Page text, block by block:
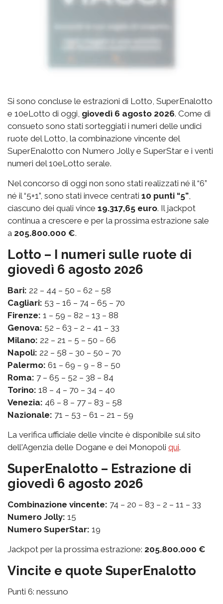
Si sono concluse le estrazioni di Lotto, SuperEnalotto
e 10eLotto di oggi, giovedì 6 agosto 2026. Come di
consueto sono stati sorteggiati i numeri delle undici
ruote del Lotto, la combinazione vincente del
SuperEnalotto con Numero Jolly e SuperStar e i venti
numeri del 10eLotto serale.
Nel concorso di oggi non sono stati realizzati né il “6”
né il “5+1”, sono stati invece centrati 10 punti “5”
ciascuno dei quali vince 19.317,65 euro. Il jackpot
continua a crescere e per la prossima estrazione sale
a 205.800.000 €.
Lotto – I numeri sulle ruote di
giovedì 6 agosto 2026
Bari: 22 – 44 – 50 – 62 – 58
Cagliari: 53 – 16 – 74 – 65 – 70
Firenze: 1 – 59 – 82 – 13 – 88
Genova: 52 – 63 – 2 – 41 – 33
Milano: 22 – 21 – 5 – 50 – 66
Napoli: 22 – 58 – 30 – 50 – 70
Palermo: 61 – 69 – 9 – 8 – 50
Roma: 7 – 65 – 52 – 38 – 84
Torino: 18 – 4 – 70 – 34 – 40
Venezia: 46 – 8 – 77 – 83 – 58
Nazionale: 71 – 53 – 61 – 21 – 59
La verifica ufficiale delle vincite è disponibile sul sito
dell'Agenzia delle Dogane e dei Monopoli qui.
SuperEnalotto – Estrazione di
giovedì 6 agosto 2026
Combinazione vincente: 74 – 20 – 83 – 2 – 11 – 33
Numero Jolly: 15
Numero SuperStar: 19
Jackpot per la prossima estrazione: 205.800.000 €
Vincite e quote SuperEnalotto
Punti 6: nessuno